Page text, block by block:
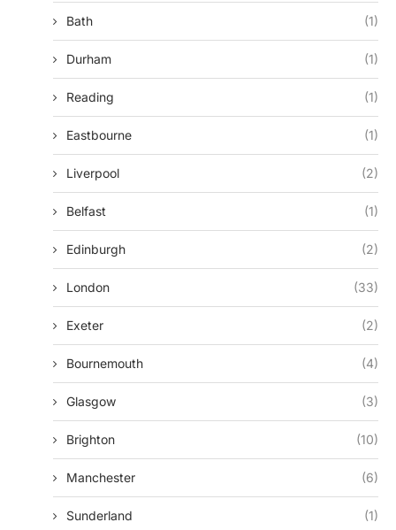
Bath (1)
Durham (1)
Reading (1)
Eastbourne (1)
Liverpool (2)
Belfast (1)
Edinburgh (2)
London (33)
Exeter (2)
Bournemouth (4)
Glasgow (3)
Brighton (10)
Manchester (6)
Sunderland (1)